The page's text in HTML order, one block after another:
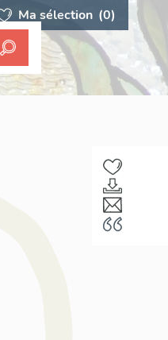
Ma sélection (0)